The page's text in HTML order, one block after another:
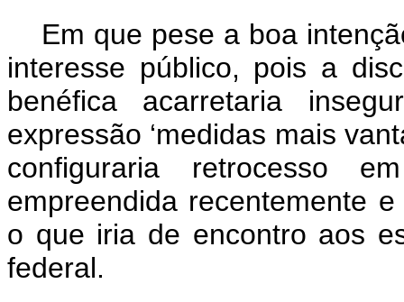
Em que pese a boa
interesse público, pois a
benéfica acarretaria
expressão ‘medidas mais
configuraria retrocesso
empreendida recentemente
o que iria de encontro aos
federal.